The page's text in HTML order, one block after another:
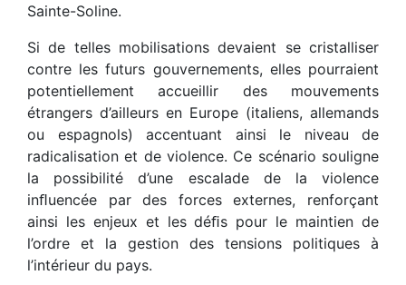
Sainte-Soline.
Si de telles mobilisations devaient se cristalliser
contre les futurs gouvernements, elles pourraient
potentiellement accueillir des mouvements
étrangers d’ailleurs en Europe (italiens, allemands
ou espagnols) accentuant ainsi le niveau de
radicalisation et de violence. Ce scénario souligne
la possibilité d’une escalade de la violence
inﬂuencée par des forces externes, renforçant
ainsi les enjeux et les déﬁs pour le maintien de
l’ordre et la gestion des tensions politiques à
l’intérieur du pays.